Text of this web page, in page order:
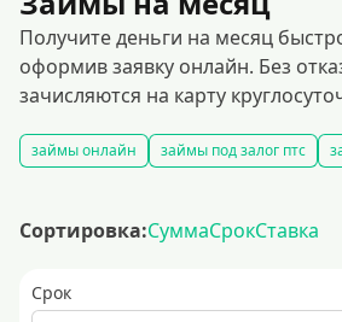
Получите деньги на месяц
оформив заявку онлайн. Без
зачисляются на карту
займы онлайн займы под залог птс
Сортировка:СуммаСрокСтавка
Срок